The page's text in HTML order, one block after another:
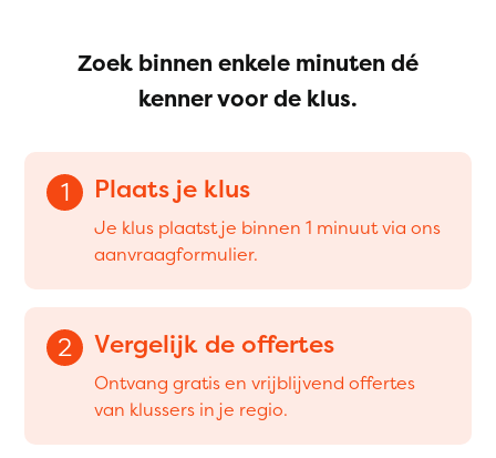
Zoek binnen enkele minuten dé
kenner voor de klus.
1 Plaats je klus
Je klus plaatst je binnen 1 minuut via ons
aanvraagformulier.
2 Vergelijk de offertes
Ontvang gratis en vrijblijvend offertes
van klussers in je regio.